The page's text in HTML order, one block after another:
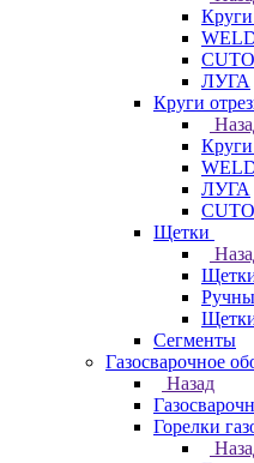
Круги
ЛУГА
Круги
ЛУГА
Щетки
Щетки
Сегменты
Газосварочное
Назад
Горелки